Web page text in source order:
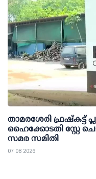
താമരശേരി ഫ്രഷ്കട്ട്
ഹൈക്കോടതി സ്റ്റേ
സമര സമിതി
07 08 2026